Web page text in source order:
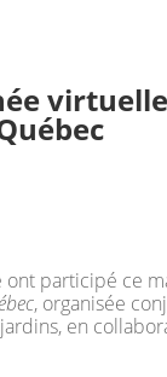
participé ce
, organisée
en